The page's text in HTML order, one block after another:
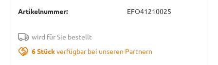
Artikelnummer: EFO41210025
wird für Sie bestellt
6 Stückverfügbar bei unseren Partnern